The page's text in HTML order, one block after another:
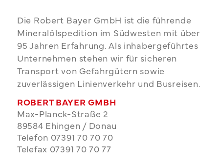
Die Robert Bayer GmbH ist die führende
Mineralölspedition im Südwesten mit über
95 Jahren Erfahrung. Als inhabergeführtes
Unternehmen stehen wir für sicheren
Transport von Gefahrgütern sowie
zuverlässigen Linienverkehr und Busreisen.
ROBERT BAYER GMBH
Max-Planck-Straße 2
89584 Ehingen / Donau
Telefon 07391 70 70 70
Telefax 07391 70 70 77